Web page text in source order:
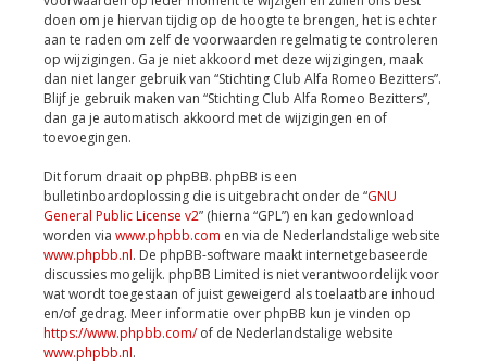
doen om je hiervan tijdig op de hoogte te brengen, het is echter
aan te raden om zelf de voorwaarden regelmatig te controleren
op wijzigingen. Ga je niet akkoord met deze wijzigingen, maak
dan niet langer gebruik van “Stichting Club Alfa Romeo Bezitters”.
Blijf je gebruik maken van “Stichting Club Alfa Romeo Bezitters”,
dan ga je automatisch akkoord met de wijzigingen en of
toevoegingen.
Dit forum draait op phpBB. phpBB is een
bulletinboardoplossing die is uitgebracht onder de “GNU
General Public License v2” (hierna “GPL”) en kan gedownload
worden via www.phpbb.com en via de Nederlandstalige website
www.phpbb.nl. De phpBB-software maakt internetgebaseerde
discussies mogelijk. phpBB Limited is niet verantwoordelijk voor
wat wordt toegestaan of juist geweigerd als toelaatbare inhoud
en/of gedrag. Meer informatie over phpBB kun je vinden op
https://www.phpbb.com/of de Nederlandstalige website
www.phpbb.nl.